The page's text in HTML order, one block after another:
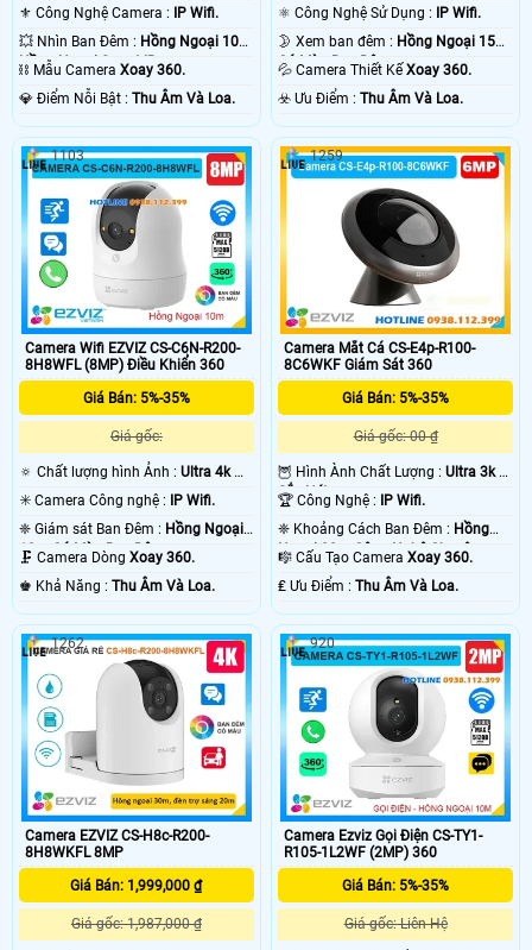
⚜️ Công Nghệ Camera : IP Wifi.
💥 Nhìn Ban Đêm : Hồng Ngoại 10m
Hồng Ngoại Smart IR.
⛓ Mẫu Camera Xoay 360.
️💎 Điểm Nỗi Bật : Thu Âm Và Loa.
⚛️ Công Nghệ Sử Dụng : IP Wifi.
🌛 Xem ban đêm : Hồng Ngoại 15m
Có Màu Ban Ðêm.
💦 Camera Thiết KếXoay 360.
️☣️ Ưu Điểm :Thu Âm Và Loa.
Camera Wifi EZVIZ CS-C6N-R200-
8H8WFL (8MP) Điều Khiển 360
Giá Bán: 5%-35%
Giá gốc:
🔅 Chất lượng hình Ảnh : Ultra 4k 👍🏾
.
✳️ Camera Công nghệ : IP Wifi.
❈ Giám sát Ban Đêm : Hồng Ngoại
10m Có Màu Ban Ðêm.
🗜️ Camera Dòng Xoay 360.
️♚ Khả Năng : Thu Âm Và Loa.
1103
Camera Mắt Cá CS-E4p-R100-
8C6WKF Giám Sát 360
Giá Bán: 5%-35%
Giá gốc: 00 ₫
🦉 Hình Ành Chất Lượng :Ultra 3k +
Sắc Nét .
🏆 Công Nghệ : IP Wifi.
❈ Khoảng Cách Ban Đêm : Hồng
Ngoại 20m Công Nghệ Chuyên
Dụng.
🎼️ Cấu Tạo CameraXoay 360.
️₤ Ưu Điểm :Thu Âm Và Loa.
1259
Camera EZVIZ CS-H8c-R200-
8H8WKFL 8MP
Giá Bán: 1,999,000 ₫
Giá gốc: 1,987,000 ₫
1262
Camera Ezviz Gọi Điện CS-TY1-
R105-1L2WF (2MP) 360
Giá Bán: 5%-35%
Giá gốc: Liên Hệ
920